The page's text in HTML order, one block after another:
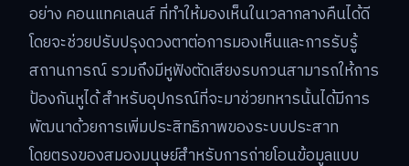
อย่าง คอนแทคเลนส์ ที่ทำให้มองเห็นในเวลากลางคืนได้ดี
โดยจะช่วยปรับปรุงดวงตาต่อการมองเห็นและการรับรู้
สถานการณ์ รวมถึงมีหูฟังตัดเสียงรบกวนสามารถให้การ
ป้องกันหูได้ สำหรับอุปกรณ์ที่จะมาช่วยทหารนั้นได้มีการ
พัฒนาด้วยการเพิ่มประสิทธิภาพของระบบประสาท
โดยตรงของสมองมนุษย์สำหรับการถ่ายโอนข้อมูลแบบ